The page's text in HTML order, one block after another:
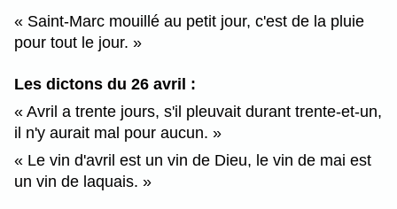
Saint-Marc mouillé au petit jour, c'est de la pluie
pour tout le jour.
Les dictons du 26 avril :
Avril a trente jours, s'il pleuvait durant trente-et-un,
il n'y aurait mal pour aucun.
Le vin d'avril est un vin de Dieu, le vin de mai est
un vin de laquais.